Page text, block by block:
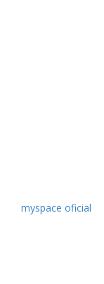
myspace oficial